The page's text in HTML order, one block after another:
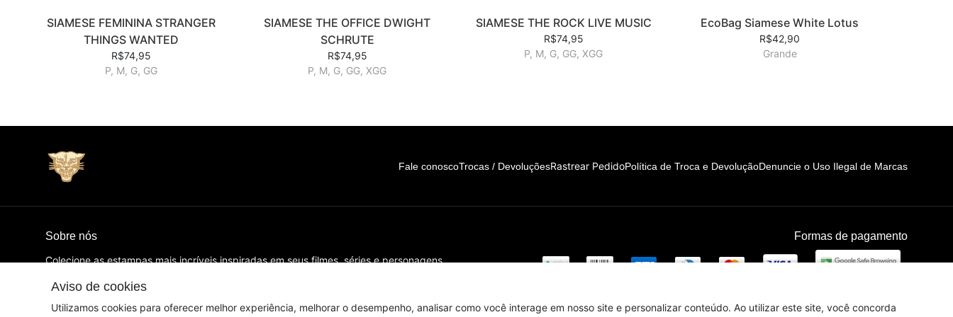
SIAMESE FEMININA STRANGER
THINGS WANTED
R$74,95
P, M, G, GG
SIAMESE THE OFFICE DWIGHT
SCHRUTE
R$74,95
P, M, G, GG, XGG
SIAMESE THE ROCK LIVE MUSIC
R$74,95
P, M, G, GG, XGG
EcoBag Siamese White Lotus
R$42,90
Grande
Aviso de cookies
Utilizamos cookies para oferecer melhor experiência, melhorar o desempenho, analisar como você interage em nosso site e personalizar conteúdo. Ao utilizar este site, você concorda
Fale conoscoTrocas / DevoluçõesRastrear PedidoPolítica de Troca e DevoluçãoDenuncie o Uso Ilegal de Marcas
Sobre nós
Colecione as estampas mais incríveis inspiradas em seus filmes, séries e personagens
Formas de pagamento